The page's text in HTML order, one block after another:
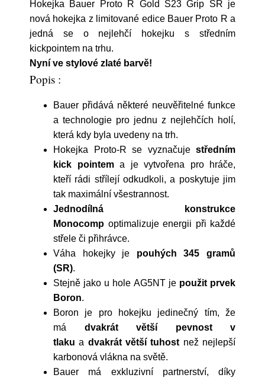
Hokejka Bauer Proto R Gold S23 Grip SR je
nová hokejka z limitované edice Bauer Proto R a
jedná se o nejlehčí hokejku s středním
kickpointem na trhu.
Nyní ve stylové zlaté barvě!
Popis :
Bauer přidává některé neuvěřitelné funkce
a technologie pro jednu z nejlehčích holí,
která kdy byla uvedeny na trh.
Hokejka Proto-R se vyznačuje středním
kick pointema je vytvořena pro hráče,
kteří rádi střílejí odkudkoli, a poskytuje jim
tak maximální všestrannost.
Jednodílná konstrukce
Monocomp optimalizuje energii při každé
střele či přihrávce.
Váha hokejky je pouhých 345 gramů
(SR).
Stejně jako u hole AG5NT je použit prvek
Boron.
Boron je pro hokejku jedinečný tím, že
má dvakrát větší pevnost v
tlaku a dvakrát větší tuhost než nejlepší
karbonová vlákna na světě.
Bauer má exkluzivní partnerství, díky